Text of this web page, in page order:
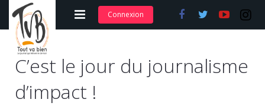
Adhérer et s’abonner
Nos articles
Nos actions
Connexion
C’est le jour du journalisme
d’impact !